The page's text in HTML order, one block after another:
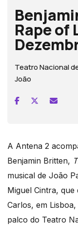
Rape of
Teatro Nacional
João
A Antena 2
Benjamin Britten,
musical de João
Miguel Cintra,
Carlos, em
palco do Teatro